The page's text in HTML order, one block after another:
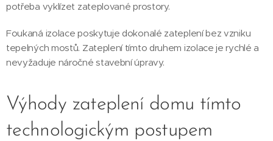
potřeba vyklízet zateplované prostory.
Foukaná izolace poskytuje dokonalé zateplení bez vzniku
tepelných mostů. Zateplení tímto druhem izolace je rychlé a
nevyžaduje náročné stavební úpravy.
Výhody zateplení domu tímto
technologickým postupem